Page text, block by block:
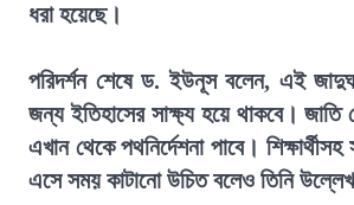
ধরা হয়েছে।
পরিদর্শন শেষে ড. ইউনূস বলেন, এই
জন্য ইতিহাসের সাক্ষ্য হয়ে থাকবে।
এখান থেকে পথনির্দেশনা পাবে।
এসে সময় কাটানো উচিত বলেও তিনি